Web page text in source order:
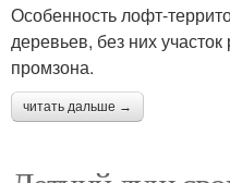
Особенность лофт-
деревьев, без них
промзона.
читать дальше →